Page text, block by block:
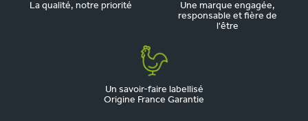
La qualité, notre priorité
Une marque engagée,
responsable et fière de
l'être
Un savoir-faire labellisé
Origine France Garantie